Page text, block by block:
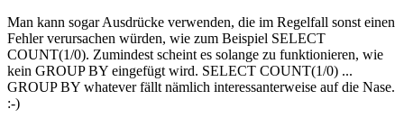
Man kann sogar Ausdrücke verwenden, die im Regelfall sonst einen
Fehler verursachen würden, wie zum Beispiel SELECT
COUNT(1/0). Zumindest scheint es solange zu funktionieren, wie
kein GROUP BY eingefügt wird. SELECT COUNT(1/0) ...
GROUP BY whatever fällt nämlich interessanterweise auf die Nase.
:-)